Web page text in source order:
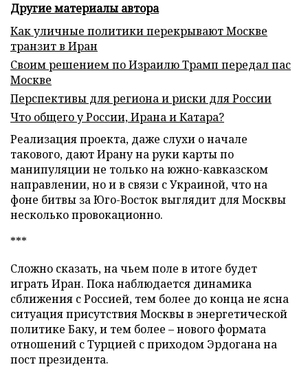
Другие материалы автора
Как уличные политики перекрывают Москве
транзит в Иран
Своим решением по Израилю Трамп передал пас
Москве
Перспективы для региона и риски для России
Что общего у России, Ирана и Катара?
Реализация проекта, даже слухи о начале
такового, дают Ирану на руки карты по
манипуляции не только на южно-кавказском
направлении, но и в связи с Украиной, что на
фоне битвы за Юго-Восток выглядит для Москвы
несколько провокационно.
***
Сложно сказать, на чьем поле в итоге будет
играть Иран. Пока наблюдается динамика
сближения с Россией, тем более до конца не ясна
ситуация присутствия Москвы в энергетической
политике Баку, и тем более – нового формата
отношений с Турцией с приходом Эрдогана на
пост президента.